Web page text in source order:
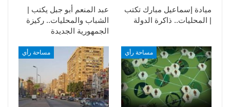
عبد المنعم أبو جبل يكتب |
الشباب والمحليات.. ركيزة
الجمهورية الجديدة
ميادة إسماعيل مبارك تكتب
| المحليات.. ذاكرة الدولة
مساحة رأي مساحة رأي